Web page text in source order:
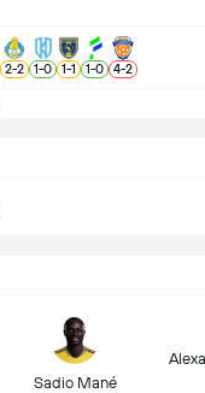
2-2 1-0 1-1 1-0 4-2
Sadio Mané